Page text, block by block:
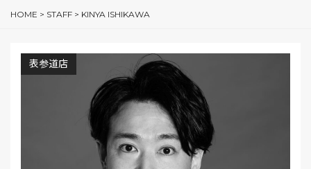
HOME > STAFF > KINYA ISHIKAWA
表参道店